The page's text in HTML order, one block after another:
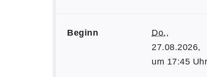
Beginn Do.,
27.08.2026,
um 17:45 Uhr